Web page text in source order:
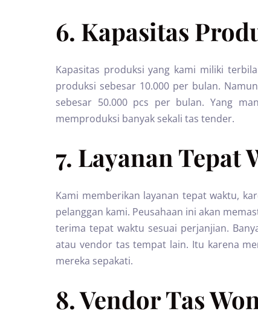
6. Kapasitas
Kapasitas produksi yang kami miliki
produksi sebesar 10.000 per bulan.
sebesar 50.000 pcs per bulan. Yang
memproduksi banyak sekali tas tender.
7. Layanan Tepat
Kami memberikan layanan tepat waktu,
pelanggan kami. Peusahaan ini akan
terima tepat waktu sesuai perjanjian.
atau vendor tas tempat lain. Itu karena
mereka sepakati.
8. Vendor Tas